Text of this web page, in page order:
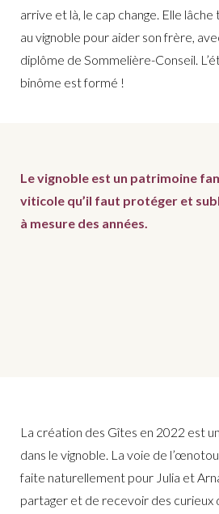
arrive et là, le cap change. Elle
au vignoble pour aider son frère,
diplôme de Sommelière-Conseil.
binôme est formé !
Le vignoble est un patrimoine
viticole qu’il faut protéger et
à mesure des années.
La création des Gîtes en 2022 est
dans le vignoble. La voie de
faite naturellement pour Julia et
partager et de recevoir des curieux